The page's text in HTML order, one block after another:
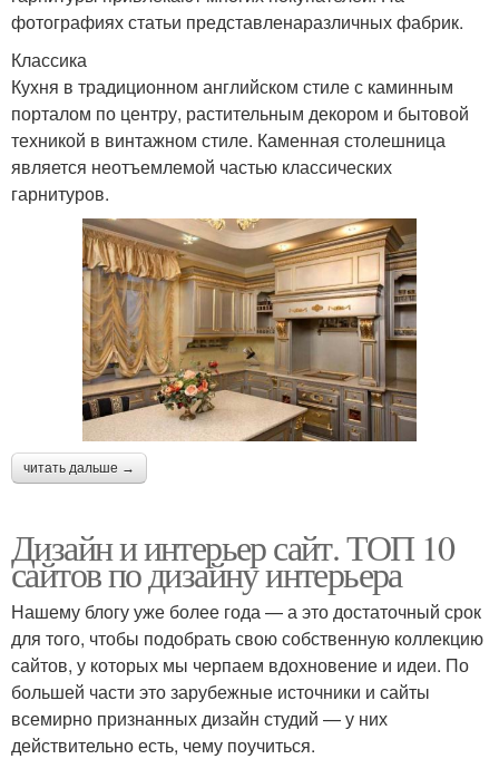
фотографиях статьи представленаразличных фабрик.
Классика
Кухня в традиционном английском стиле с каминным
порталом по центру, растительным декором и бытовой
техникой в винтажном стиле. Каменная столешница
является неотъемлемой частью классических
гарнитуров.
читать дальше →
Дизайн и интерьер сайт. ТОП 10
сайтов по дизайну интерьера
Нашему блогу уже более года — а это достаточный срок
для того, чтобы подобрать свою собственную коллекцию
сайтов, у которых мы черпаем вдохновение и идеи. По
большей части это зарубежные источники и сайты
всемирно признанных дизайн студий — у них
действительно есть, чему поучиться.